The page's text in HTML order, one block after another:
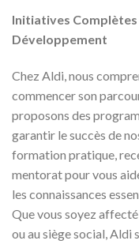
Initiatives
Développement
Chez Aldi, nous
commencer son
proposons des
garantir le succès de
formation pratique,
mentorat pour vous
les connaissances
Que vous soyez
ou au siège social, Aldi